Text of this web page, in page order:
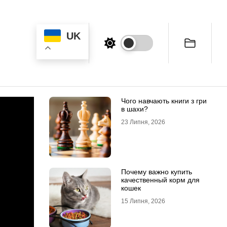
UK
Чого навчають книги з гри
в шахи?
23 Липня, 2026
Почему важно купить
качественный корм для
кошек
15 Липня, 2026